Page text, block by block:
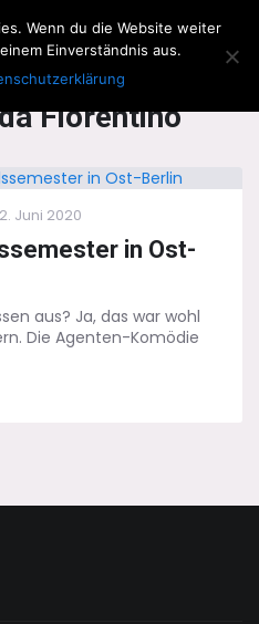
Men
Fiorentino
Posted
2. Juni 2020
in Ost-
aus? Ja, das war wohl
Die Agenten-Komödie
Wenn du die Website weiter
Einverständnis aus.